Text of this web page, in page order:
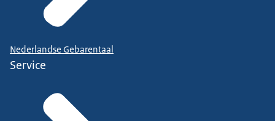
Nederlandse Gebarentaal
Service